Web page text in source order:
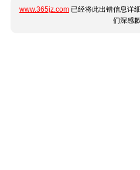
www.365jz.com 已经将此出错信息详
们深感